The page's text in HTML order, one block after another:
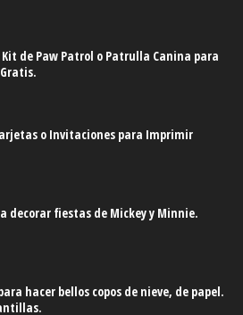
de Paw Patrol o Patrulla Canina para
o Invitaciones para Imprimir
decorar fiestas de Mickey y Minnie.
hacer bellos copos de nieve, de papel.